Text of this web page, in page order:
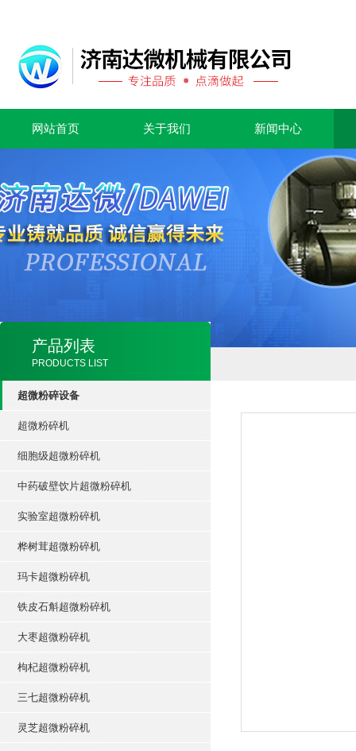
网站首页 关于我们 新闻中心
产品列表
PRODUCTS LIST
超微粉碎设备
超微粉碎机
细胞级超微粉碎机
中药破壁饮片超微粉碎机
实验室超微粉碎机
桦树茸超微粉碎机
玛卡超微粉碎机
铁皮石斛超微粉碎机
大枣超微粉碎机
枸杞超微粉碎机
三七超微粉碎机
灵芝超微粉碎机